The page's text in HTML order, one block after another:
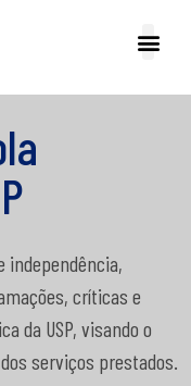
independência,
críticas e
da USP, visando o
serviços prestados.